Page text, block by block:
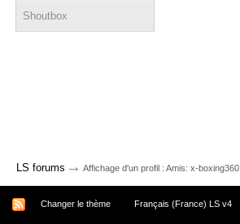
Shoutbox
LS forums → Affichage d'un profil : Amis: x-boxing360
Changer le thème Français (France) LS v4